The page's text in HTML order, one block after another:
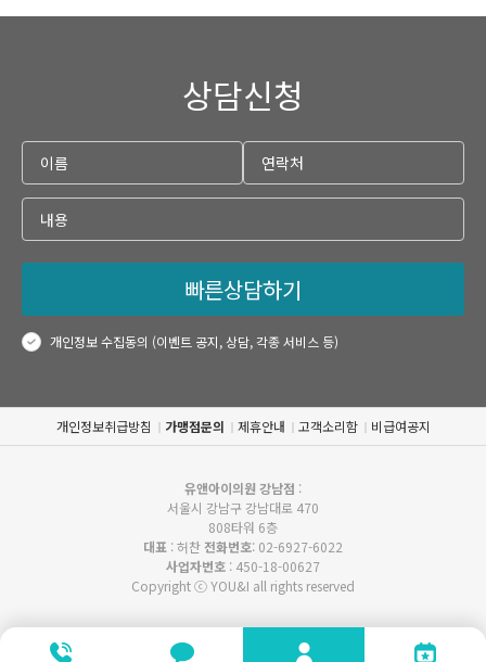
상담신청
빠른상담하기
개인정보 수집동의 (이벤트 공지, 상담, 각종 서비스 등)
개인정보취급방침 가맹점문의 제휴안내 고객소리함 비급여공지
유앤아이의원 강남점 :
서울시 강남구 강남대로 470
808타워 6층
대표 : 허찬전화번호: 02-6927-6022
사업자번호 : 450-18-00627
Copyright ⓒ YOU&I all rights reserved